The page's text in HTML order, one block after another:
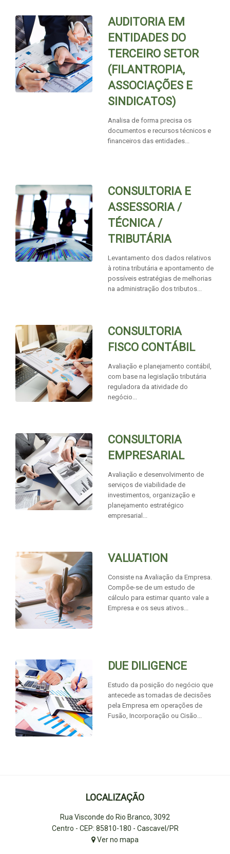
AUDITORIA EM
ENTIDADES DO
TERCEIRO SETOR
(FILANTROPIA,
ASSOCIAÇÕES E
SINDICATOS)
Analisa de forma precisa os
documentos e recursos técnicos e
financeiros das entidades...
CONSULTORIA E
ASSESSORIA /
TÉCNICA /
TRIBUTÁRIA
Levantamento dos dados relativos
à rotina tributária e apontamento de
possíveis estratégias de melhorias
na administração dos tributos...
CONSULTORIA
FISCO CONTÁBIL
Avaliação e planejamento contábil,
com base na legislação tributária
reguladora da atividade do
negócio...
CONSULTORIA
EMPRESARIAL
Avaliação e desenvolvimento de
serviços de viabilidade de
investimentos, organização e
planejamento estratégico
empresarial...
VALUATION
Consiste na Avaliação da Empresa.
Compõe-se de um estudo de
cálculo para estimar quanto vale a
Empresa e os seus ativos...
DUE DILIGENCE
Estudo da posição do negócio que
antecede as tomadas de decisões
pela Empresa em operações de
Fusão, Incorporação ou Cisão...
LOCALIZAÇÃO
Rua Visconde do Rio Branco, 3092
Centro - CEP: 85810-180 - Cascavel/PR
Ver no mapa